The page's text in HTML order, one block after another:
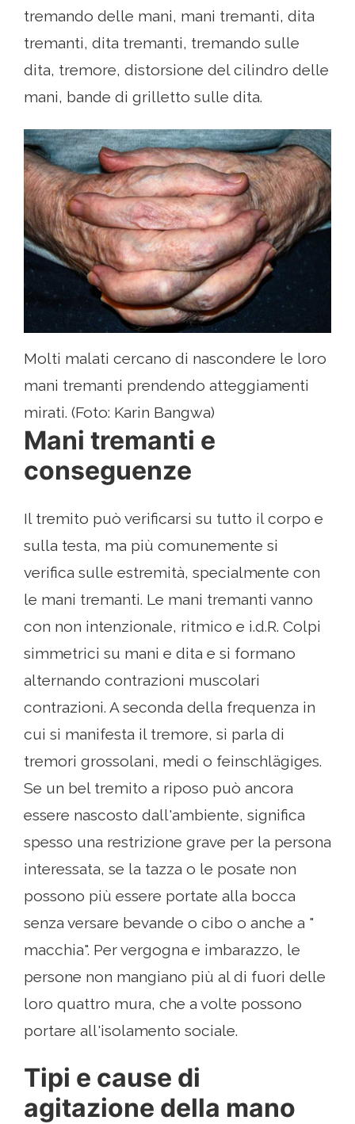
tremando delle mani, mani tremanti, dita
tremanti, dita tremanti, tremando sulle
dita, tremore, distorsione del cilindro delle
mani, bande di grilletto sulle dita.
Molti malati cercano di nascondere le loro
mani tremanti prendendo atteggiamenti
mirati. (Foto: Karin Bangwa)
Mani tremanti e
conseguenze
Il tremito può verificarsi su tutto il corpo e
sulla testa, ma più comunemente si
verifica sulle estremità, specialmente con
le mani tremanti. Le mani tremanti vanno
con non intenzionale, ritmico e i.d.R. Colpi
simmetrici su mani e dita e si formano
alternando contrazioni muscolari
contrazioni. A seconda della frequenza in
cui si manifesta il tremore, si parla di
tremori grossolani, medi o feinschlägiges.
Se un bel tremito a riposo può ancora
essere nascosto dall'ambiente, significa
spesso una restrizione grave per la persona
interessata, se la tazza o le posate non
possono più essere portate alla bocca
senza versare bevande o cibo o anche a "
macchia". Per vergogna e imbarazzo, le
persone non mangiano più al di fuori delle
loro quattro mura, che a volte possono
portare all'isolamento sociale.
Tipi e cause di
agitazione della mano